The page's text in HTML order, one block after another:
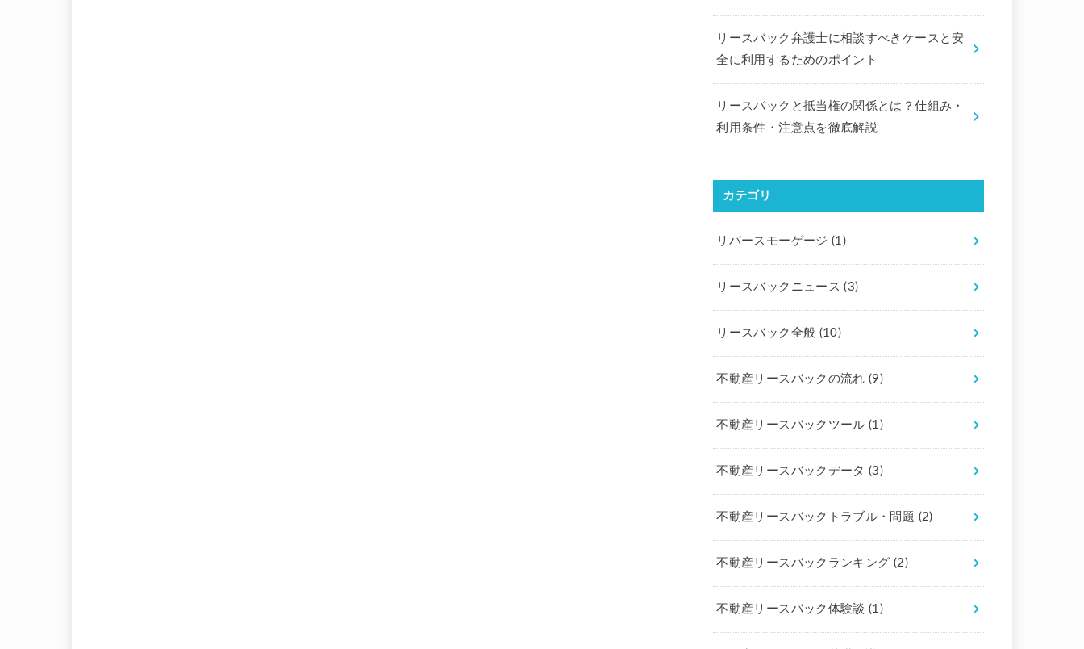
リースバック弁護士に相談すべきケースと安
全に利用するためのポイント
リースバックと抵当権の関係とは？仕組み・
利用条件・注意点を徹底解説
カテゴリ
リバースモーゲージ (1)
リースバックニュース(3)
リースバック全般 (10)
不動産リースバックの流れ(9)
不動産リースバックツール(1)
不動産リースバックデータ(3)
不動産リースバックトラブル・問題 (2)
不動産リースバックランキング (2)
不動産リースバック体験談(1)